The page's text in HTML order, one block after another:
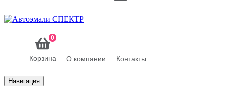
0
Корзина О компании Контакты
Навигация